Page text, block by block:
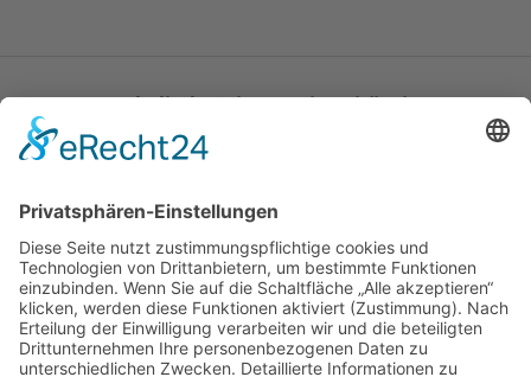
Katholische Privat-Universität Linz
Bethlehemstraße 20
T:+43 732 / 784293
E:office[at]ku-linz.at